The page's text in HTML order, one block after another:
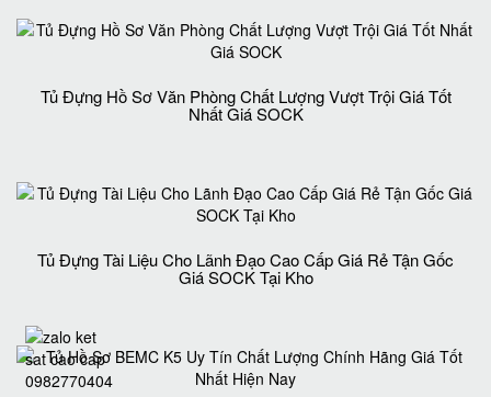
Tủ Đựng Hồ Sơ Văn Phòng Chất Lượng Vượt Trội Giá Tốt
Nhất Giá SOCK
Tủ Đựng Tài Liệu Cho Lãnh Đạo Cao Cấp Giá Rẻ Tận Gốc
Giá SOCK Tại Kho